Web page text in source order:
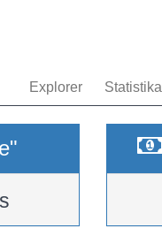
Explorer Statistika